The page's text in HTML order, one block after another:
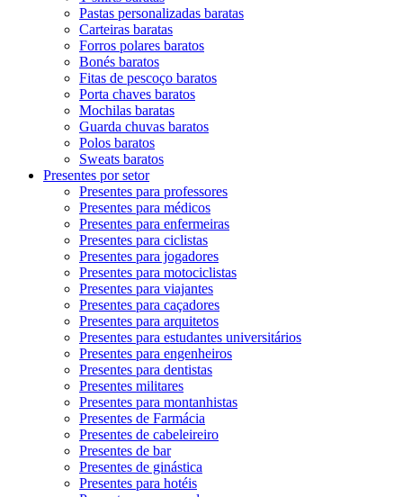
Pastas personalizadas baratas
Carteiras baratas
Forros polares baratos
Bonés baratos
Fitas de pescoço baratos
Porta chaves baratos
Mochilas baratas
Guarda chuvas baratos
Polos baratos
Sweats baratos
Presentes por setor
Presentes para professores
Presentes para médicos
Presentes para enfermeiras
Presentes para ciclistas
Presentes para jogadores
Presentes para motociclistas
Presentes para viajantes
Presentes para caçadores
Presentes para arquitetos
Presentes para estudantes universitários
Presentes para engenheiros
Presentes para dentistas
Presentes militares
Presentes para montanhistas
Presentes de Farmácia
Presentes de cabeleireiro
Presentes de bar
Presentes de ginástica
Presentes para hotéis